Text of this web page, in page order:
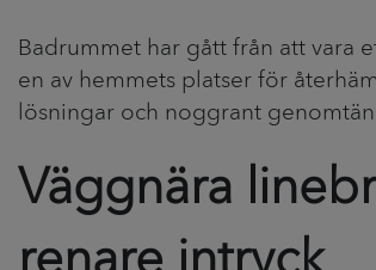
Badrummet har gått från att vara
en av hemmets platser för
lösningar och noggrant
Väggnära